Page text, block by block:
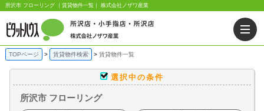
所沢市 フローリング ｜賃貸物件一覧｜ 株式会社ノザワ産業
TOPページ 賃貸物件検索 賃貸物件一覧
選択中の条件
所沢市 フローリング